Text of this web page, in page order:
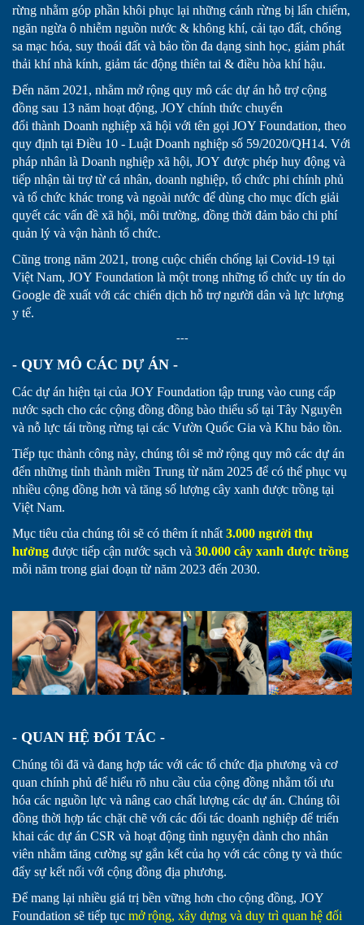
rừng nhằm góp phần khôi phục lại những cánh rừng bị lấn chiếm,
ngăn ngừa ô nhiễm nguồn nước & không khí, cải tạo đất, chống
sa mạc hóa, suy thoái đất và bảo tồn đa dạng sinh học, giảm phát
thải khí nhà kính, giảm tác động thiên tai & điều hòa khí hậu.
Đến năm 2021, nhằm mở rộng quy mô các dự án hỗ trợ cộng
đồng sau 13 năm hoạt động, JOY chính thức chuyển
đổi thành Doanh nghiệp xã hội với tên gọi JOY Foundation, theo
quy định tại Điều 10 - Luật Doanh nghiệp số 59/2020/QH14. Với
pháp nhân là Doanh nghiệp xã hội, JOY được phép huy động và
tiếp nhận tài trợ từ cá nhân, doanh nghiệp, tổ chức phi chính phủ
và tổ chức khác trong và ngoài nước để dùng cho mục đích giải
quyết các vấn đề xã hội, môi trường, đồng thời đảm bảo chi phí
quản lý và vận hành tổ chức.
Cũng trong năm 2021, trong cuộc chiến chống lại Covid-19 tại
Việt Nam, JOY Foundation là một trong những tổ chức uy tín do
Google đề xuất với các chiến dịch hỗ trợ người dân và lực lượng
y tế.
---
- QUY MÔ CÁC DỰ ÁN -
Các dự án hiện tại của JOY Foundation tập trung vào cung cấp
nước sạch cho các cộng đồng đồng bào thiểu số tại Tây Nguyên
và nỗ lực tái trồng rừng tại các Vườn Quốc Gia và Khu bảo tồn.
Tiếp tục thành công này, chúng tôi sẽ mở rộng quy mô các dự án
đến những tỉnh thành miền Trung từ năm 2025 để có thể phục vụ
nhiều cộng đồng hơn và tăng số lượng cây xanh được trồng tại
Việt Nam.
Mục tiêu của chúng tôi sẽ có thêm ít nhất 3.000 người thụ
hưởng được tiếp cận nước sạch và 30.000 cây xanh được trồng
mỗi năm trong giai đoạn từ năm 2023 đến 2030.
- QUAN HỆ ĐỐI TÁC -
Chúng tôi đã và đang hợp tác với các tổ chức địa phương và cơ
quan chính phủ để hiểu rõ nhu cầu của cộng đồng nhằm tối ưu
hóa các nguồn lực và nâng cao chất lượng các dự án. Chúng tôi
đồng thời hợp tác chặt chẽ với các đối tác doanh nghiệp để triển
khai các dự án CSR và hoạt động tình nguyện dành cho nhân
viên nhằm tăng cường sự gắn kết của họ với các công ty và thúc
đẩy sự kết nối với cộng đồng địa phương.
Để mang lại nhiều giá trị bền vững hơn cho cộng đồng, JOY
Foundation sẽ tiếp tục mở rộng, xây dựng và duy trì quan hệ đối